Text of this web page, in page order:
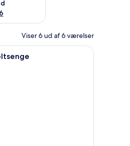
Viser 6 ud af 6 værelser
vindue med skodder.
Et hotelværelse med to senge, et spisebord